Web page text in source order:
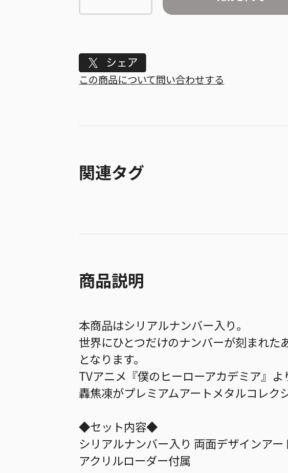
Tweet
この商品について問い合わせする
関連タグ
商品説明
本商品はシリアルナンバー入り。
世界にひとつだけのナンバーが刻まれた
となります。
TVアニメ『僕のヒーローアカデミア』よ
轟焦凍がプレミアムアートメタルコレク
◆セット内容◆
シリアルナンバー入り 両面デザインア
アクリルローダー付属